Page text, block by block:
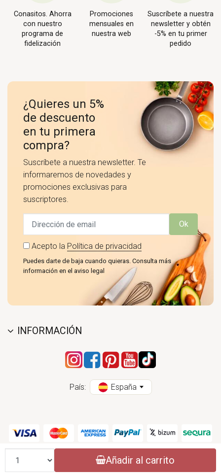
Añadir al carrito
Conasitos. Ahorra
con nuestro
programa de
fidelización
Promociones
mensuales en
nuestra web
Suscríbete a nuestra
newsletter y obtén
-5% en tu primer
pedido
¿Quieres un 5%
de descuento
en tu primera
compra?
Suscríbete a nuestra newsletter. Te
informaremos de novedades y
promociones exclusivas para
suscriptores.
Ok
Acepto la Política de privacidad
Puedes darte de baja cuando quieras. Consulta más
información en el aviso legal
INFORMACIÓN
País: España
CONASI 2004 - 2026 (CC) - ESPECIALISTAS EN PRODUCTOS DE COCINA
NATURAL